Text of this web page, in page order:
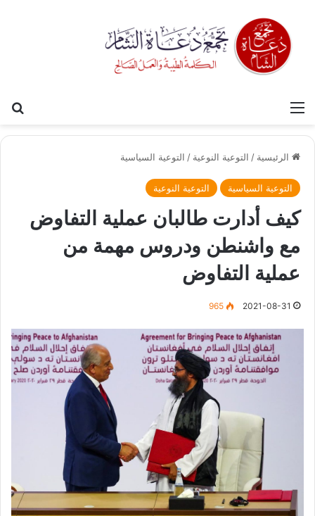
القائمة
الرئيسية / التوعية النوعية / التوعية السياسية
التوعية السياسية التوعية النوعية
كيف أدارت طالبان عملية التفاوض
مع واشنطن ودروس مهمة من
عملية التفاوض
2021-08-31
965